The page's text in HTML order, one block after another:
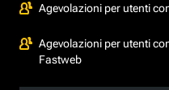
Agevolazioni per utenti
Agevolazioni per utenti
Fastweb